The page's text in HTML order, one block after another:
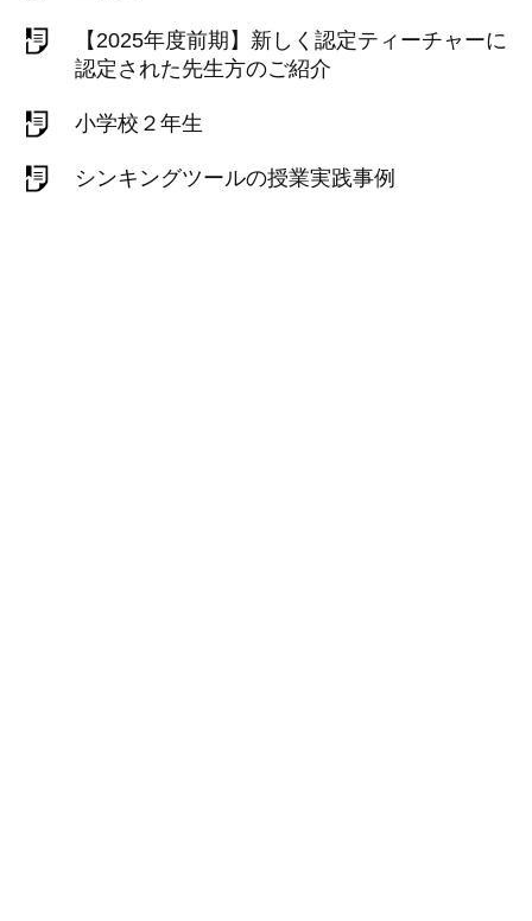
【2025年度前期】新しく認定ティーチャーに
認定された先生方のご紹介
小学校２年生
シンキングツールの授業実践事例